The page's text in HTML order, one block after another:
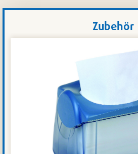
Zubehör